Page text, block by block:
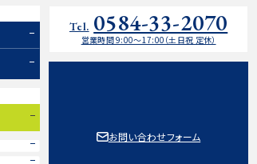
Tel. 0584-33-2070
営業時間 9:00〜17:00（土日祝 定休）
お問い合わせフォーム